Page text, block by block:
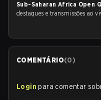
Sub-Saharan Africa Open
destaques e transmissões ao
COMENTÁRIO(0)
Login para comentar